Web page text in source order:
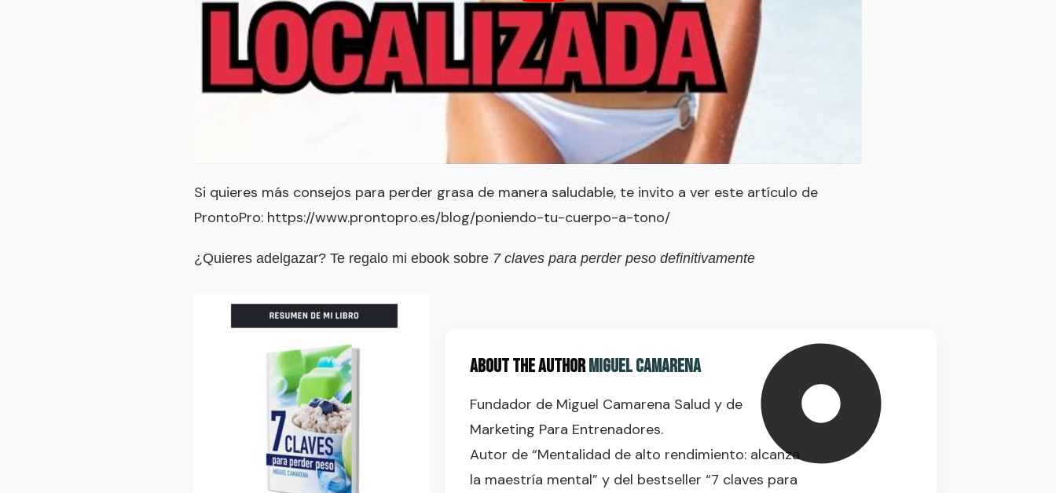
Si quieres más consejos para perder grasa de manera saludable, te invito a ver este artículo de
ProntoPro: https://www.prontopro.es/blog/poniendo-tu-cuerpo-a-tono/
¿Quieres adelgazar? Te regalo mi ebook sobre 7 claves para perder peso definitivamente
About the AuthorMiguel Camarena
Fundador de Miguel Camarena Salud y de
Marketing Para Entrenadores.
Autor de “Mentalidad de alto rendimiento: alcanza
la maestría mental” y del bestseller “7 claves para